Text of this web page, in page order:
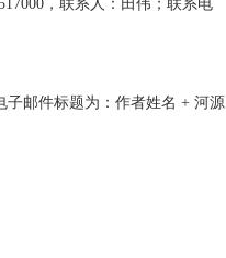
，联系人：田伟；联系电
子邮件标题为：作者姓名 + 河源